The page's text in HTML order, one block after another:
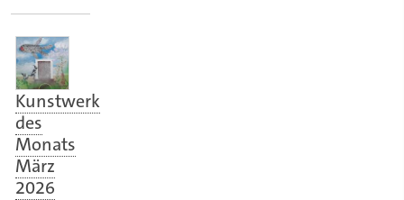
Kunstwerk
des
Monats
März
2026